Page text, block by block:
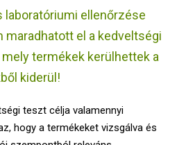
laboratóriumi ellenőrzése
el a kedveltségi
termékek kerülhettek a
kiderül!
teszt célja valamennyi
hogy a termékeket vizsgálva és